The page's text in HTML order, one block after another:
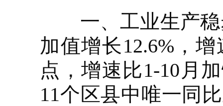
一、工业生产稳
加值增长12.6%，
点，增速比1-10月
11个区县中唯一同